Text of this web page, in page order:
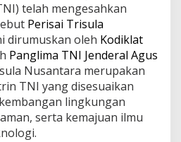
telah mengesahkan
Perisai Trisula
dirumuskan oleh Kodiklat
Panglima TNI Jenderal Agus
Nusantara merupakan
TNI yang disesuaikan
lingkungan
serta kemajuan ilmu